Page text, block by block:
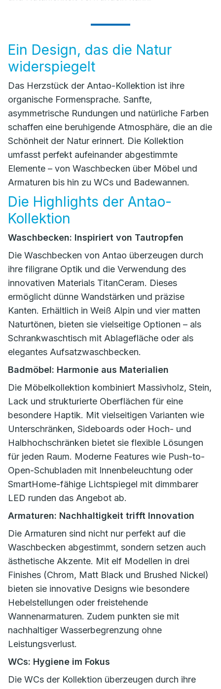
Ein Design, das die Natur
widerspiegelt
Das Herzstück der Antao-Kollektion ist ihre
organische Formensprache. Sanfte,
asymmetrische Rundungen und natürliche Farben
schaffen eine beruhigende Atmosphäre, die an die
Schönheit der Natur erinnert. Die Kollektion
umfasst perfekt aufeinander abgestimmte
Elemente – von Waschbecken über Möbel und
Armaturen bis hin zu WCs und Badewannen.
Die Highlights der Antao-
Kollektion
Waschbecken: Inspiriert von Tautropfen
Die Waschbecken von Antao überzeugen durch
ihre filigrane Optik und die Verwendung des
innovativen Materials TitanCeram. Dieses
ermöglicht dünne Wandstärken und präzise
Kanten. Erhältlich in Weiß Alpin und vier matten
Naturtönen, bieten sie vielseitige Optionen – als
Schrankwaschtisch mit Ablagefläche oder als
elegantes Aufsatzwaschbecken.
Badmöbel: Harmonie aus Materialien
Die Möbelkollektion kombiniert Massivholz, Stein,
Lack und strukturierte Oberflächen für eine
besondere Haptik. Mit vielseitigen Varianten wie
Unterschränken, Sideboards oder Hoch- und
Halbhochschränken bietet sie flexible Lösungen
für jeden Raum. Moderne Features wie Push-to-
Open-Schubladen mit Innenbeleuchtung oder
SmartHome-fähige Lichtspiegel mit dimmbarer
LED runden das Angebot ab.
Armaturen: Nachhaltigkeit trifft Innovation
Die Armaturen sind nicht nur perfekt auf die
Waschbecken abgestimmt, sondern setzen auch
ästhetische Akzente. Mit elf Modellen in drei
Finishes (Chrom, Matt Black und Brushed Nickel)
bieten sie innovative Designs wie besondere
Hebelstellungen oder freistehende
Wannenarmaturen. Zudem punkten sie mit
nachhaltiger Wasserbegrenzung ohne
Leistungsverlust.
WCs: Hygiene im Fokus
Die WCs der Kollektion überzeugen durch ihre